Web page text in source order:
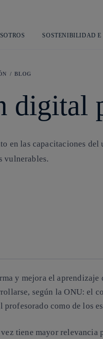
SOSTENIBILIDAD
BLOG
digital
en las capacitaciones
vulnerables.
y mejora el
según la ONU: el
como de los
tiene mayor relevancia